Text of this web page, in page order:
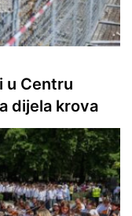
u Centru
dijela krova